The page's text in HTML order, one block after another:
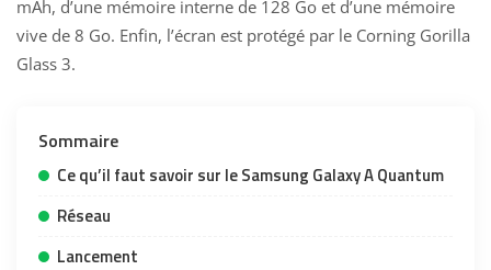
mAh, d’une mémoire interne de 128 Go et d’une mémoire
vive de 8 Go. Enfin, l’écran est protégé par le Corning Gorilla
Glass 3.
Sommaire
Ce qu’il faut savoir sur le Samsung Galaxy A Quantum
Réseau
Lancement